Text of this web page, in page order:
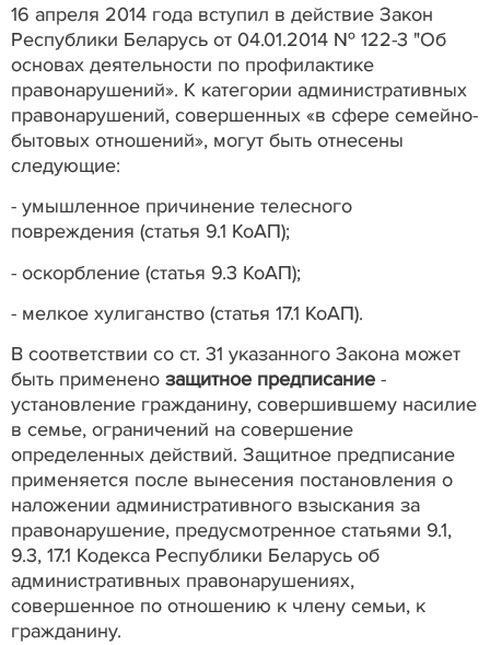
16 апреля 2014 года вступил в действие Закон
Республики Беларусь от 04.01.2014 № 122-3 "Об
основах деятельности по профилактике
правонарушений». К категории административных
правонарушений, совершенных «в сфере семейно-
бытовых отношений», могут быть отнесены
следующие:
- умышленное причинение телесного
повреждения (статья 9.1 КоАП);
- оскорбление (статья 9.3 КоАП);
- мелкое хулиганство (статья 17.1 КоАП).
В соответствии со ст. 31 указанного Закона может
быть применено защитное предписание -
установление гражданину, совершившему насилие
в семье, ограничений на совершение
определенных действий. Защитное предписание
применяется после вынесения постановления о
наложении административного взыскания за
правонарушение, предусмотренное статьями 9.1,
9.3, 17.1 Кодекса Республики Беларусь об
административных правонарушениях,
совершенное по отношению к члену семьи, к
гражданину.